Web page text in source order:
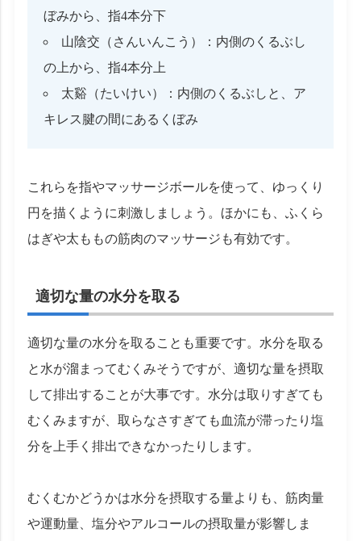
ぼみから、指4本分下
山陰交（さんいんこう）：内側のくるぶし
の上から、指4本分上
太谿（たいけい）：内側のくるぶしと、ア
キレス腱の間にあるくぼみ
これらを指やマッサージボールを使って、ゆっくり
円を描くように刺激しましょう。ほかにも、ふくら
はぎや太ももの筋肉のマッサージも有効です。
適切な量の水分を取る
適切な量の水分を取ることも重要です。水分を取る
と水が溜まってむくみそうですが、適切な量を摂取
して排出することが大事です。水分は取りすぎても
むくみますが、取らなさすぎても血流が滞ったり塩
分を上手く排出できなかったりします。
むくむかどうかは水分を摂取する量よりも、筋肉量
や運動量、塩分やアルコールの摂取量が影響しま